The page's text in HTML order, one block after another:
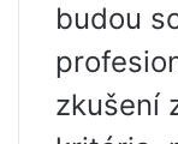
budou
zkušení